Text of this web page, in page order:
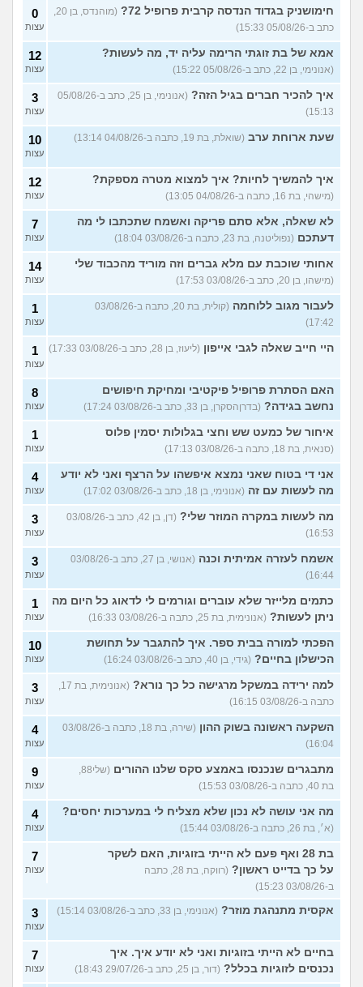
הנוכחית? (לירון, בת 18)
לשכב, הוא היה עם הרבה אני
(אנונימית, בת 20)
3
עצות
עשיתי מין לא מוגן ועשיתי כבר
3 בדיקות מאז אבל יש לי
סימפטומים, לעשות עוד
5
עצות
ימים מרגישה כאבים
והתכווצויות בבטן, יש סיכוי
להריון?
(ליל ע, בת 15)
1
עצות
שכבנו בפעם הראשונה עם
קונדום ואז בלי, מרגישה שיש לי
פיפי כל הזמן, לדאוג מהיריון?
(אנונימי, בת 20)
2
עצות
עשה לי מין אוראלי ואחרי זה
אמר שהתגלה לו הרפס
אני נשאית? (ליליה, בת 22)
2
עצות
כל פעם אחרי שיורדת ליזיז שלי
מופיעות לי אפטות בתוך הפה,
זאת מחלת מין שנדבקתי בה?
8
עצות
עוד שאלות חדשות במדור
חימושניק בגדוד הנדסה קרבית פרופיל 72?
כתב ב-05/08/26 15:33)
0
עצות
אמא של בת זוגתי הרימה עליה יד, מה לעשות?
(אנונימי, בן 22, כתב ב-05/08/26 15:22)
12
עצות
איך להכיר חברים בגיל הזה?
(אנונימי, בן 25, כתב ב-05/08/26
15:13)
3
עצות
שעת ארוחת ערב (שואלת, בת 19, כתבה ב-04/08/26 13:14) 10
עצות
איך להמשיך לחיות? איך למצוא מטרה מספקת?
(מישהי, בת 16, כתבה ב-04/08/26 13:05)
12
עצות
לא שאלה, אלא סתם פריקה ואשמח שתכתבו לי מה
דעתכם (נפוליטנה, בת 23, כתבה ב-03/08/26 18:04)
7
עצות
אחותי שוכבת עם מלא גברים וזה מוריד מהכבוד שלי
(מישהו, בן 20, כתב ב-03/08/26 17:53)
14
עצות
לעבור מגוב ללוחמה
(קולית, בת 20, כתבה ב-03/08/26
17:42)
1
עצות
היי חייב שאלה לגבי אייפון (ליעוז, בן 28, כתב ב-03/08/26 17:33) 1
עצות
האם הסתרת פרופיל פיקטיבי ומחיקת חיפושים
נחשב בגידה? (בדרןהסקרן, בן 33, כתב ב-03/08/26 17:24)
8
עצות
איחור של כמעט שש וחצי בגלולות יסמין פלוס
(סנאית, בת 18, כתבה ב-03/08/26 17:13)
1
עצות
אני די בטוח שאני נמצא איפשהו על הרצף ואני לא יודע
מה לעשות עם זה (אנונימי, בן 18, כתב ב-03/08/26 17:02)
4
עצות
מה לעשות במקרה המוזר שלי?
(דן, בן 42, כתב ב-03/08/26
16:53)
3
עצות
אשמח לעזרה אמיתית וכנה
(אנושי, בן 27, כתב ב-03/08/26
16:44)
3
עצות
כתמים מלייזר שלא עוברים וגורמים לי לדאוג כל היום מה
ניתן לעשות? (אנונימית, בת 25, כתבה ב-03/08/26 16:33)
1
עצות
הפכתי למורה בבית ספר. איך להתגבר על תחושת
הכישלון בחיים? (גידי, בן 40, כתב ב-03/08/26 16:24)
10
עצות
למה ירידה במשקל מרגישה כל כך נורא?
כתבה ב-03/08/26 16:15)
3
עצות
השקעה ראשונה בשוק ההון
(שירה, בת 18, כתבה ב-03/08/26
16:04)
4
עצות
מתבגרים שנכנסו באמצע סקס שלנו ההורים
בת 40, כתבה ב-03/08/26 15:53)
9
עצות
מה אני עושה לא נכון שלא מצליח לי במערכות יחסים?
(א׳, בת 26, כתבה ב-03/08/26 15:44)
4
עצות
בת 28 ואף פעם לא הייתי בזוגיות, האם לשקר
על כך בדייט ראשון?
(רווקה, בת 28, כתבה
ב-03/08/26 15:23)
7
עצות
אקסית מתנהגת מוזר? (אנונימי, בן 33, כתב ב-03/08/26 15:14) 3
עצות
בחיים לא הייתי בזוגיות ואני לא יודע איך. איך
נכנסים לזוגיות בכלל? (דור, בן 25, כתב ב-29/07/26 18:43)
7
עצות